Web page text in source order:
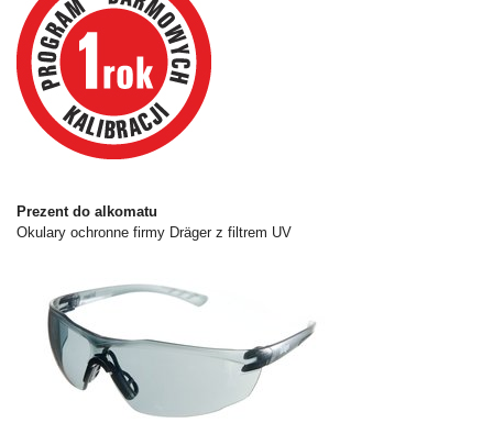
Prezent do alkomatu
Okulary ochronne firmy Dräger z filtrem UV